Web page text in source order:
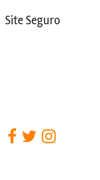
Site Seguro